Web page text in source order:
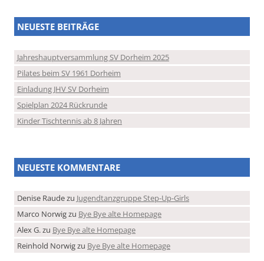
NEUESTE BEITRÄGE
Jahreshauptversammlung SV Dorheim 2025
Pilates beim SV 1961 Dorheim
Einladung JHV SV Dorheim
Spielplan 2024 Rückrunde
Kinder Tischtennis ab 8 Jahren
NEUESTE KOMMENTARE
Denise Raudezu Jugendtanzgruppe Step-Up-Girls
Marco Norwigzu Bye Bye alte Homepage
Alex G.zu Bye Bye alte Homepage
Reinhold Norwigzu Bye Bye alte Homepage